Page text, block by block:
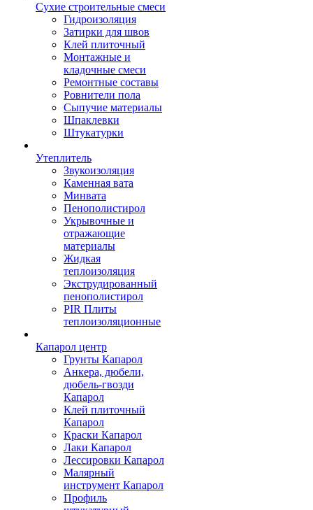
Сухие строительные смеси
Гидроизоляция
Затирки для швов
Клей плиточный
Монтажные и
кладочные смеси
Ремонтные составы
Ровнители пола
Сыпучие материалы
Шпаклевки
Штукатурки
Утеплитель
Звукоизоляция
Каменная вата
Минвата
Пенополистирол
Укрывочные и
отражающие
материалы
Жидкая
теплоизоляция
Экструдированный
пенополистирол
PIR Плиты
теплоизоляционные
Капарол центр
Грунты Капарол
Анкера, дюбели,
дюбель-гвозди
Капарол
Клей плиточный
Капарол
Краски Капарол
Лаки Капарол
Лессировки Капарол
Малярный
инструмент Капарол
Профиль